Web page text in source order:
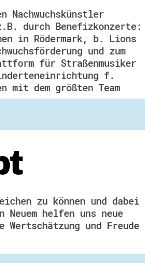
Nachwuchskünstler
durch Benefizkonzerte:
in Rödermark, b. Lions
und zum
für Straßenmusiker
f.
dem größten Team
zu können und dabei
helfen uns neue
und Freude